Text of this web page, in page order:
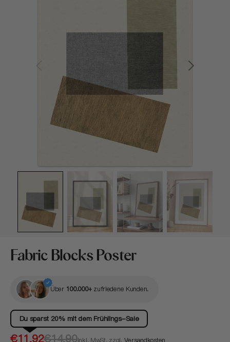
Medien
öffnen
Fabric Blocks Poster
Über 100.000+zufriedene Kunden.
Du sparst 20% mit dem Frühlings-Sale
Verkaufspreis
€11,92
Normaler€14,90inkl. MwSt. zzgl. Versandkosten